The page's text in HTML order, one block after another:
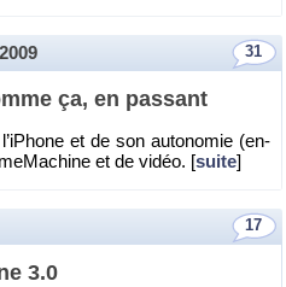
31
ça, en pas­sant
et de son au­to­no­mie (en­
et de vidéo. [suite]
17
3.0